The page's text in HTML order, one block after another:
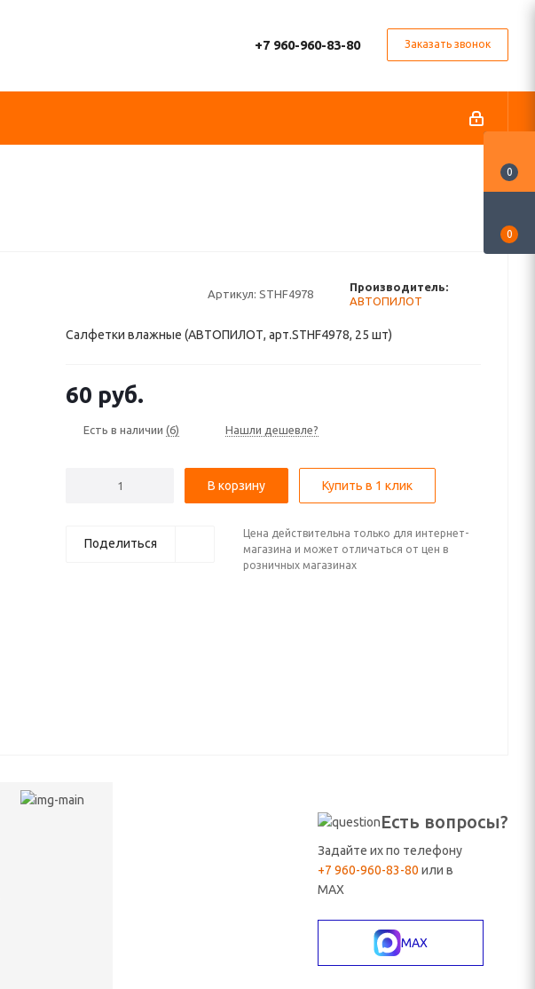
+7 960-960-83-80 Заказать звонок
Артикул: STHF4978
Производитель:
АВТОПИЛОТ
Салфетки влажные (АВТОПИЛОТ, арт.STHF4978, 25 шт)
60 руб.
Есть в наличии (6) Нашли дешевле?
В корзину Купить в 1 клик
Поделиться
Цена действительна только для интернет-
магазина и может отличаться от цен в
розничных магазинах
Есть вопросы?
Задайте их по телефону
+7 960-960-83-80 или в
MAX
MAX
0
0